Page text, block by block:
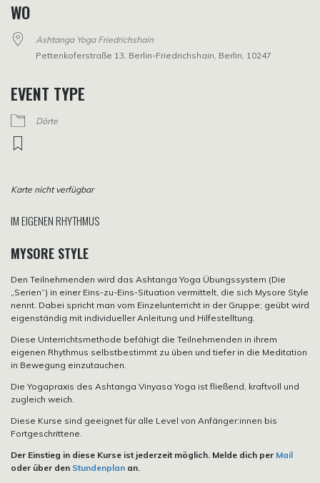
WO
Ashtanga Yoga Friedrichshain
Pettenkoferstraße 13, Berlin-Friedrichshain, Berlin, 10247
EVENT TYPE
Dörte
Karte nicht verfügbar
IM EIGENEN RHYTHMUS
MYSORE STYLE
Den Teilnehmenden wird das Ashtanga Yoga Übungssystem (Die
„Serien“) in einer Eins-zu-Eins-Situation vermittelt, die sich Mysore Style
nennt. Dabei spricht man vom Einzelunterricht in der Gruppe; geübt wird
eigenständig mit individueller Anleitung und Hilfestelltung.
Diese Unterrichtsmethode befähigt die Teilnehmenden in ihrem
eigenen Rhythmus selbstbestimmt zu üben und tiefer in die Meditation
in Bewegung einzutauchen.
Die Yogapraxis des Ashtanga Vinyasa Yoga ist fließend, kraftvoll und
zugleich weich.
Diese Kurse sind geeignet für alle Level von Anfänger:innen bis
Fortgeschrittene.
Der Einstieg in diese Kurse ist jederzeit möglich. Melde dich per Mail
oder über den Stundenplan an.